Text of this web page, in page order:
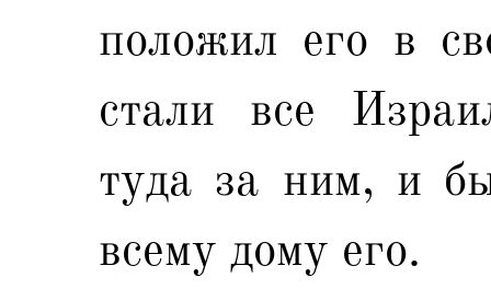
положил его в
стали все
туда за ним, и
всему дому его.